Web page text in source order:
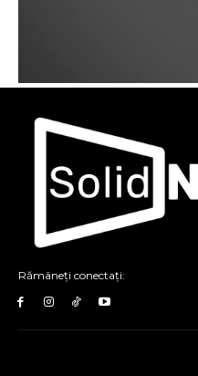
Rămâneți conectați: